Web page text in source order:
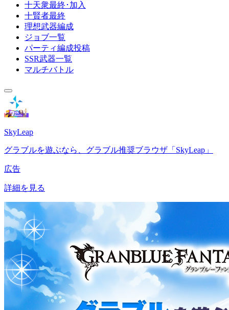
十天衆最終･加入
十賢者最終
理想武器編成
ジョブ一覧
パーティ編成投稿
SSR武器一覧
マルチバトル
SkyLeap
グラブルを遊ぶなら、グラブル推奨ブラウザ「SkyLeap」
広告
詳細を見る